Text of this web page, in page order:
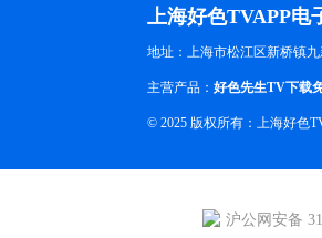
上海好色TVAPP电
地址：上海市松江区新桥镇
主营产品： 好色先生TV下载
© 2025 版权所有：上海好色
沪公网安备